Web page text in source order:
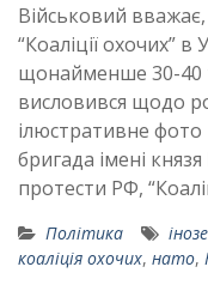
Військовий
“Коаліції охочих”
щонайменше 30-40
висловився щодо
ілюстративне
бригада імені
протести РФ,
Політика
коаліція охочих, нато,